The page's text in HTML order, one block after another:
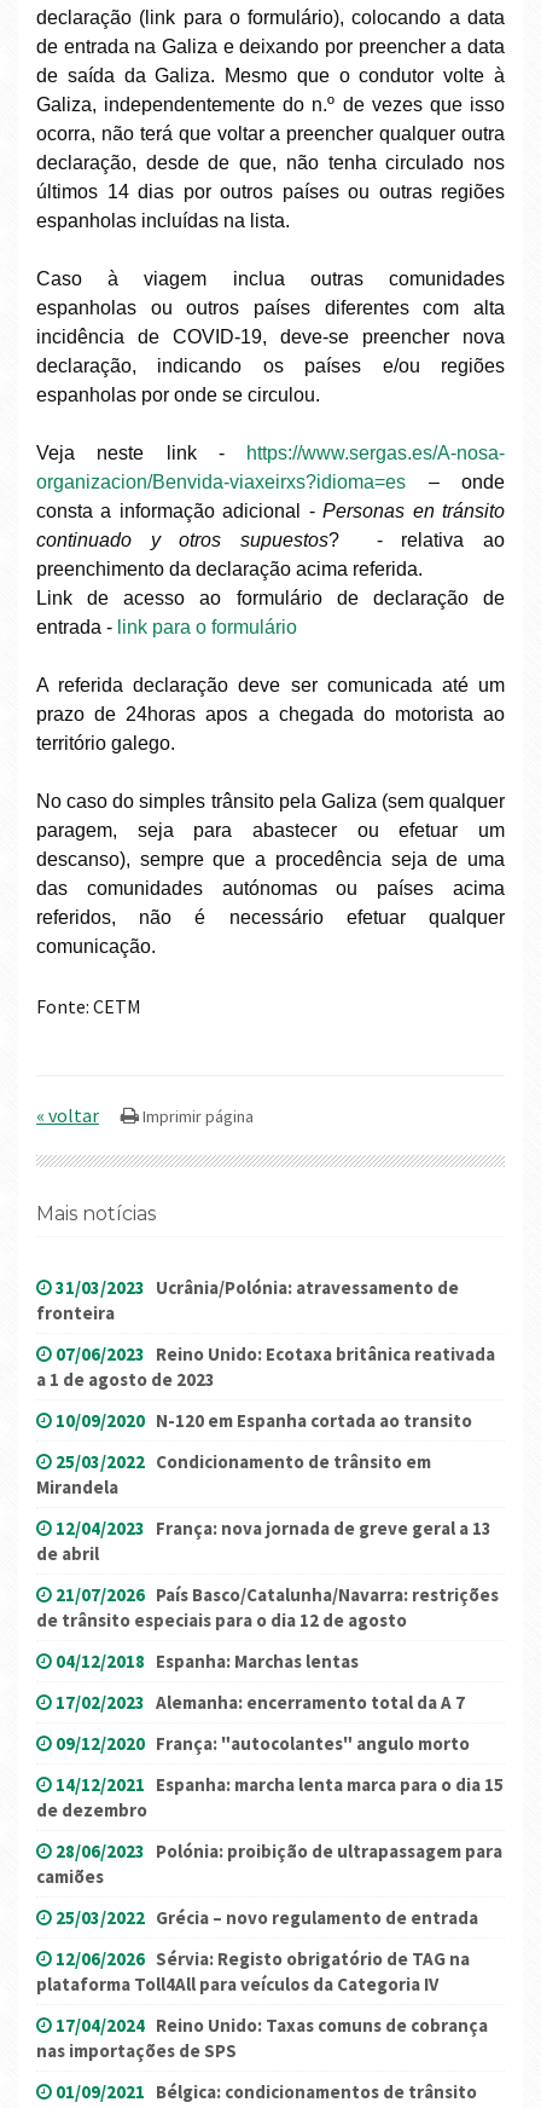
declaração ( link para o formulário), colocando a data
de entrada na Galiza e deixando por preencher a data
de saída da Galiza. Mesmo que o condutor volte à
Galiza, independentemente do n.º de vezes que isso
ocorra, não terá que voltar a preencher qualquer outra
declaração, desde de que, não tenha circulado nos
últimos 14 dias por outros países ou outras regiões
espanholas incluídas na lista.
Caso à viagem inclua outras comunidades
espanholas ou outros países diferentes com alta
incidência de COVID-19, deve-se preencher nova
declaração, indicando os países e/ou regiões
espanholas por onde se circulou.
Veja neste link -
https://www.sergas.es/A-nosa-
organizacion/Benvida-viaxeirxs?idioma=es – onde
consta a informação adicional -Personas en tránsito
continuado y otros supuestos? - relativa ao
preenchimento da declaração acima referida.
Link de acesso ao formulário de declaração de
entrada - link para o formulário
A referida declaração deve ser comunicada até um
prazo de 24horas apos a chegada do motorista ao
território galego.
No caso do simples trânsito pela Galiza (sem qualquer
paragem, seja para abastecer ou efetuar um
descanso), sempre que a procedência seja de uma
das comunidades autónomas ou países acima
referidos, não é necessário efetuar qualquer
comunicação.
Fonte: CETM
« voltar
Mais notícias
31/03/2023 Ucrânia/Polónia: atravessamento de
fronteira
07/06/2023 Reino Unido: Ecotaxa britânica reativada
a 1 de agosto de 2023
10/09/2020 N-120 em Espanha cortada ao transito
25/03/2022 Condicionamento de trânsito em
Mirandela
12/04/2023 França: nova jornada de greve geral a 13
de abril
21/07/2026 País Basco/Catalunha/Navarra: restrições
de trânsito especiais para o dia 12 de agosto
04/12/2018 Espanha: Marchas lentas
17/02/2023 Alemanha: encerramento total da A 7
09/12/2020 França: "autocolantes" angulo morto
14/12/2021 Espanha: marcha lenta marca para o dia 15
de dezembro
28/06/2023 Polónia: proibição de ultrapassagem para
camiões
25/03/2022 Grécia – novo regulamento de entrada
12/06/2026 Sérvia: Registo obrigatório de TAG na
plataforma Toll4All para veículos da Categoria IV
17/04/2024 Reino Unido: Taxas comuns de cobrança
nas importações de SPS
01/09/2021 Bélgica: condicionamentos de trânsito